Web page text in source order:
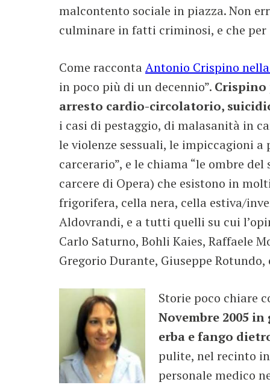
malcontento sociale in piazza. Non
culminare in fatti criminosi, e che
Come raccontaAntonio Crispino
in poco più di un decennio”. Crispino
arresto cardio-circolatorio,
i casi di pestaggio, di malasanità in
le violenze sessuali, le impiccagioni
carcerario”, e le chiama “le ombre
carcere di Opera) che esistono in
frigorifera, cella nera, cella estiva/
Aldovrandi, e a tutti quelli su cui
Carlo Saturno, Bohli Kaies, Raffaele
Gregorio Durante, Giuseppe
Storie poco chiare
Novembre 2005
erba e fango
pulite, nel recinto
personale medico